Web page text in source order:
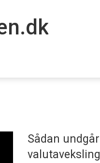
Sådan
valutaveksling